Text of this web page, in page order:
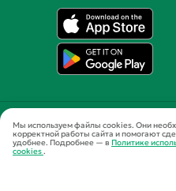
Москва, ул.
© 2014 -
Мы используем файлы cookies. Они
корректной работы сайта и помогают
удобнее. Подробнее — в Политике
cookies.